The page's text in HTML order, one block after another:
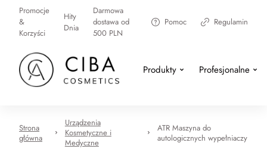
Promocje
&
Korzyści
Hity
Dnia
Darmowa
dostawa od
500 PLN
Pomoc Regulamin
Produkty Profesjonalne
Strona
główna
Urządzenia
Kosmetyczne i
Medyczne
ATR Maszyna do
autologicznych wypełniaczy